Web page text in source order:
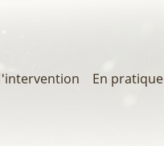
En pratique